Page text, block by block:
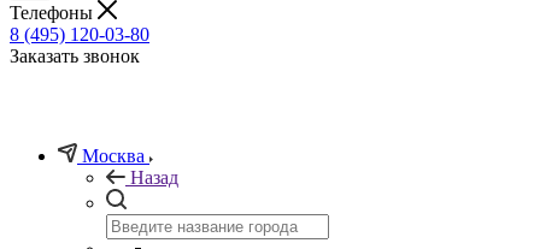
Телефоны
8 (495) 120-03-80
Заказать звонок
Москва
Назад